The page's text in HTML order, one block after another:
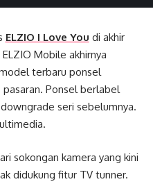
ELZIO I Love You di akhir
Mobile akhirnya
terbaru ponsel
pasaran. Ponsel berlabel
seri sebelumnya.
sokongan kamera yang kini
didukung fitur TV tunner.